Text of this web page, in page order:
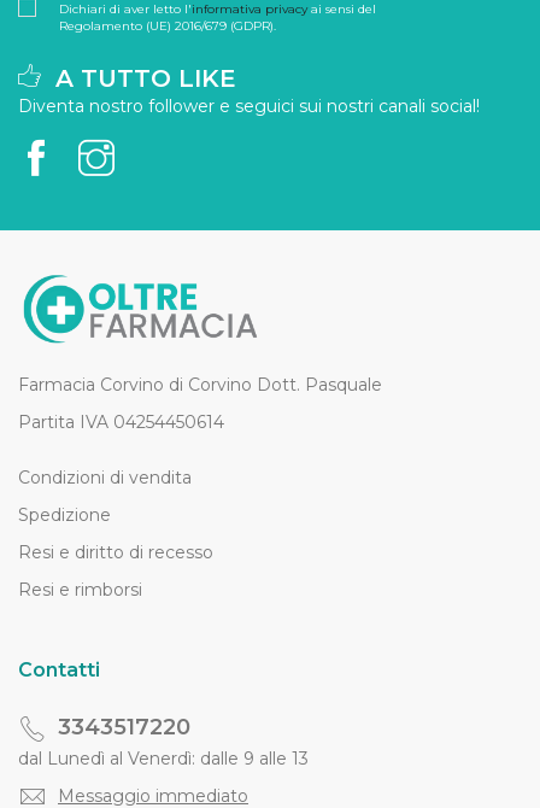
Dichiari di aver letto l'informativa privacyai sensi del
Regolamento (UE) 2016/679 (GDPR).
A TUTTO LIKE
Diventa nostro follower e seguici sui nostri canali social!
Farmacia Corvino di Corvino Dott. Pasquale
Partita IVA 04254450614
Condizioni di vendita
Spedizione
Resi e diritto di recesso
Resi e rimborsi
Contatti
3343517220
dal Lunedì al Venerdì: dalle 9 alle 13
Messaggio immediato